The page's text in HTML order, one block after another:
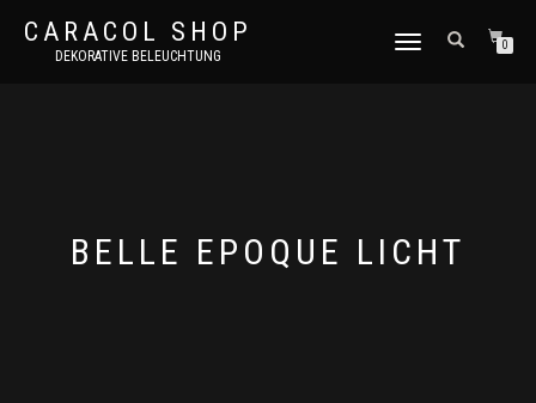
CARACOL SHOP
DEKORATIVE BELEUCHTUNG
NAVIGATION
0
BELLE EPOQUE LICHT